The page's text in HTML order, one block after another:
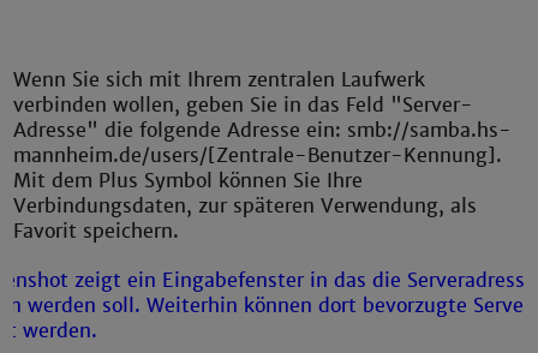
Wenn Sie sich mit Ihrem zentralen Laufwerk
verbinden wollen, geben Sie in das Feld "Server-
Adresse" die folgende Adresse ein: smb://samba.hs-
mannheim.de/users/[Zentrale-Benutzer-Kennung].
Mit dem Plus Symbol können Sie Ihre
Verbindungsdaten, zur späteren Verwendung, als
Favorit speichern.